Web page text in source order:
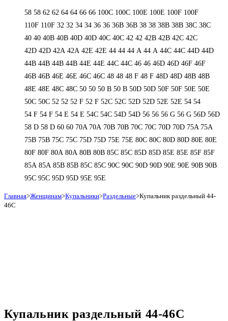
58 58 62 62 64 64 66 66 100C 100C 100E 100E 100F 100F
110F 110F 32 32 34 34 36 36 36B 36B 38 38 38B 38B 38С 38С
40 40 40B 40B 40D 40D 40С 40С 42 42 42B 42B 42C 42C
42D 42D 42А 42А 42Е 42Е 44 44 44 А 44 А 44C 44C 44D 44D
44В 44В 44В 44В 44Е 44Е 44С 44С 46 46 46D 46D 46F 46F
46В 46В 46Е 46Е 46С 46С 48 48 48 F 48 F 48D 48D 48В 48В
48Е 48Е 48С 48С 50 50 50 B 50 B 50D 50D 50F 50F 50Е 50Е
50С 50С 52 52 52 F 52 F 52C 52C 52D 52D 52E 52E 54 54
54 F 54 F 54 Е 54 Е 54C 54C 54D 54D 56 56 56 G 56 G 56D 56D
58 D 58 D 60 60 70A 70A 70B 70B 70C 70C 70D 70D 75A 75A
75B 75B 75C 75C 75D 75D 75E 75E 80C 80C 80D 80D 80E 80E
80F 80F 80А 80А 80В 80В 85C 85C 85D 85D 85E 85E 85F 85F
85А 85А 85В 85В 85С 85С 90C 90C 90D 90D 90E 90E 90В 90В
95C 95C 95D 95D 95E 95E
Главная>Женщинам>Купальники>Раздельные>Купальник раздельный 44-
46С
Купальник раздельный 44-46С